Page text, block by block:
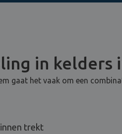
in kelders
gaat het vaak om een
trekt